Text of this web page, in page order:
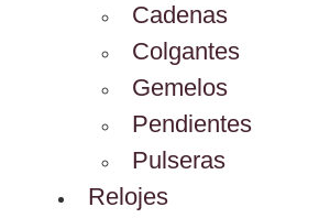
Cadenas
Colgantes
Gemelos
Pendientes
Pulseras
Relojes